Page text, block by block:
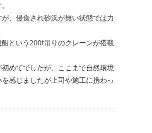
。
、侵食され砂浜が無い状態では力
という200t吊りのクレーンが搭載
めてでしたが、ここまで自然環境
感じましたが上司や施工に携わっ